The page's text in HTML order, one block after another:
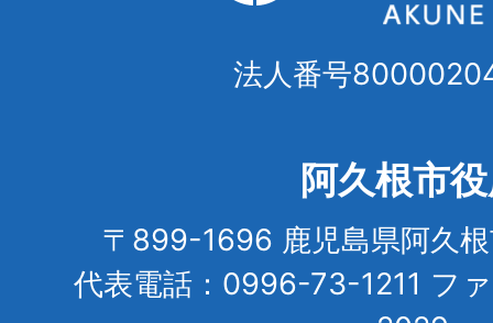
法人番号
阿久根市
〒899-1696 鹿児島県阿久
代表電話：0996-73-1211 フ